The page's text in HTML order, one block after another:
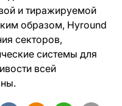
и тиражируемой
образом, Hyround
секторов,
системы для
всей